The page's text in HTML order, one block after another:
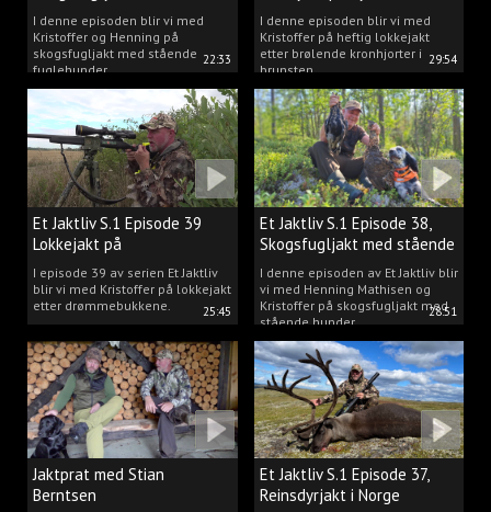
22:33
I denne episoden blir vi med
Kristoffer og Henning på
skogsfugljakt med stående
fuglehunder.
29:54
I denne episoden blir vi med
Kristoffer på heftig lokkejakt
etter brølende kronhjorter i
brunsten.
25:45
Et Jaktliv S.1 Episode 39
Lokkejakt på
drømmebukkene
I episode 39 av serien Et Jaktliv
blir vi med Kristoffer på lokkejakt
etter drømmebukkene.
28:51
Et Jaktliv S.1 Episode 38,
Skogsfugljakt med stående
hunder.
I denne episoden av Et Jaktliv blir
vi med Henning Mathisen og
Kristoffer på skogsfugljakt med
stående hunder.
Jaktprat med Stian
Berntsen
Et Jaktliv S.1 Episode 37,
Reinsdyrjakt i Norge